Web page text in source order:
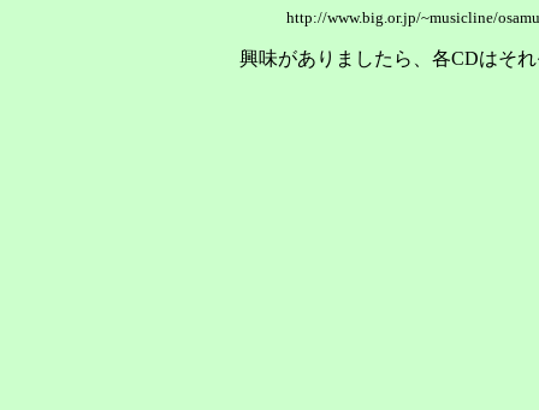
http://www.big.or.jp/~musicline/
興味がありましたら、各CDはそ